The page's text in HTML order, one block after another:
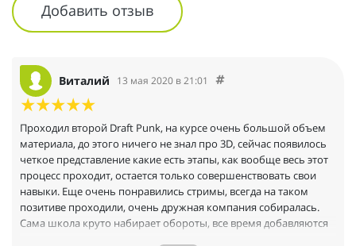
Добавить отзыв
Виталий 13 мая 2020 в 21:01
Проходил второй Draft Punk, на курсе очень большой объем
материала, до этого ничего не знал про 3D, сейчас появилось
четкое представление какие есть этапы, как вообще весь этот
процесс проходит, остается только совершенствовать свои
навыки. Еще очень понравились стримы, всегда на таком
позитиве проходили, очень дружная компания собиралась.
Сама школа круто набирает обороты, все время добавляются